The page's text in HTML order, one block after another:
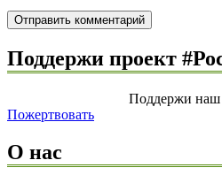
Поддержи проект
Поддержи наш
Пожертвовать
О нас